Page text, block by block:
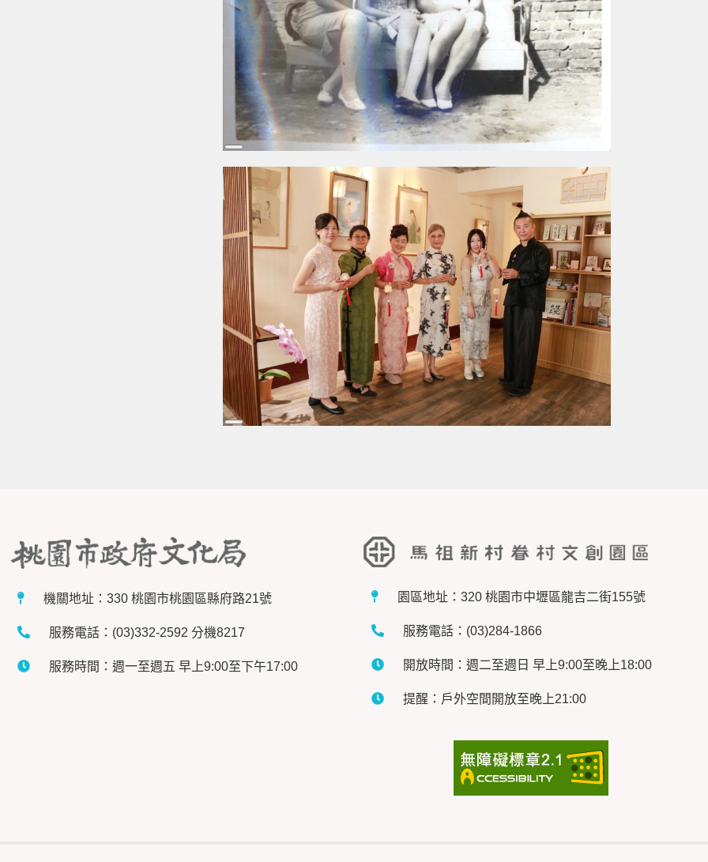
Long
Description
Long
機關地址：330 桃園市桃園區縣府路21號
服務電話：(03)332-2592 分機8217
服務時間：週一至週五 早上9:00至下午17:00
園區地址：320 桃園市中壢區龍吉二街155號
服務電話：(03)284-1866
開放時間：週二至週日 早上9:00至晚上18:00
提醒：戶外空間開放至晚上21:00